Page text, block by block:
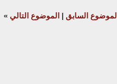
الموضوع السابق الموضوع التالي »